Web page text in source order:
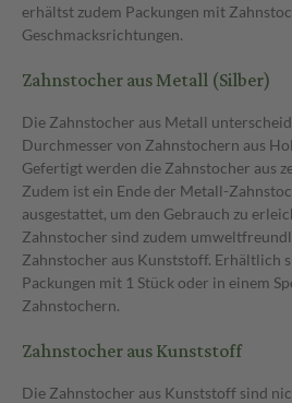
erhältst zudem Packungen mit
Geschmacksrichtungen.
Zahnstocher aus Metall (Silber)
Die Zahnstocher aus Metall
Durchmesser von Zahnstochern aus
Gefertigt werden die Zahnstocher aus
Zudem ist ein Ende der Metall-
ausgestattet, um den Gebrauch zu
Zahnstocher sind zudem
Zahnstocher aus Kunststoff. Erhältlich
Packungen mit 1 Stück oder in einem
Zahnstochern.
Zahnstocher aus Kunststoff
Die Zahnstocher aus Kunststoff sind